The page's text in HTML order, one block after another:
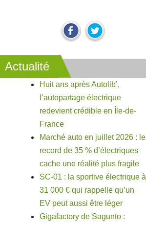
Actualité
Huit ans après Autolib’,
l’autopartage électrique
redevient crédible en Île-de-
France
Marché auto en juillet 2026 : le
record de 35 % d’électriques
cache une réalité plus fragile
SC-01 : la sportive électrique à
31 000 € qui rappelle qu’un
EV peut aussi être léger
Gigafactory de Sagunto :